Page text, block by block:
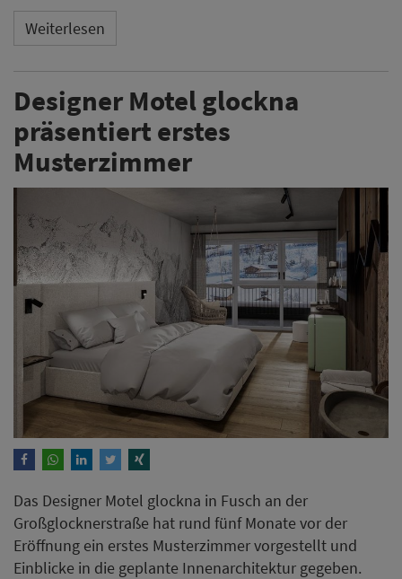
Weiterlesen
Designer Motel glockna
präsentiert erstes
Musterzimmer
Das Designer Motel glockna in Fusch an der
Großglocknerstraße hat rund fünf Monate vor der
Eröffnung ein erstes Musterzimmer vorgestellt und
Einblicke in die geplante Innenarchitektur gegeben.